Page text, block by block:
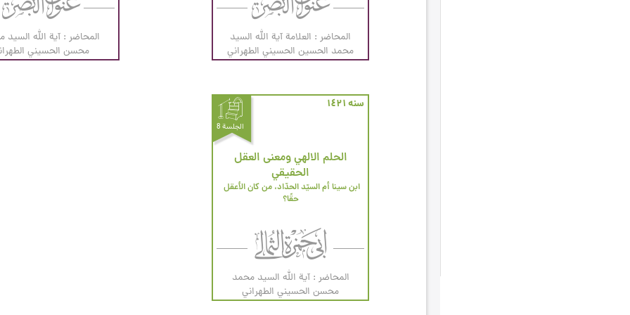
المحاضر : العلامة آیة الله السيد
محمد الحسين الحسيني الطهراني
المحاضر : آية الله السيد
محسن الحسيني
سنه ۱٤۲۱
الجلسة 8
الحلم الالهي ومعنى العقل
الحقيقي
حقًا؟
المحاضر : آية الله السيد محمد
محسن الحسيني الطهراني